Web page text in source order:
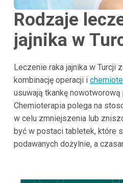
Rodzaje
jajnika w
Leczenie raka jajnika w Turcji
kombinację operacji i
usuwają tkankę
Chemioterapia polega na
w celu zmniejszenia lub
być w postaci tabletek, które
podawanych dożylnie, a